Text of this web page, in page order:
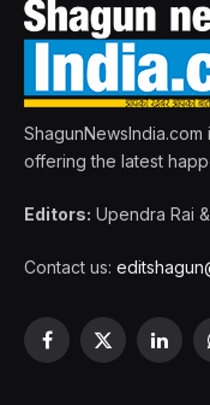
offering the latest
Editors: Upendra Rai
Contact us:
Facebook
X